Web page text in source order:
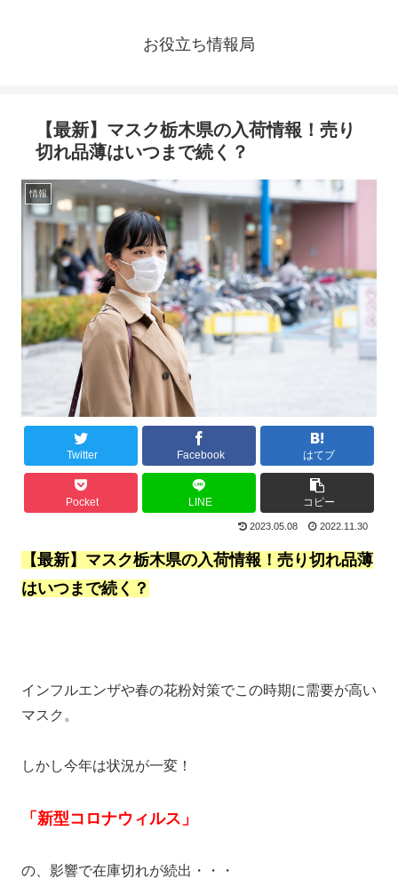
お役立ち情報局
【最新】マスク栃木県の入荷情報！売り
切れ品薄はいつまで続く？
情報
Twitter Facebook はてブ
Pocket LINE コピー
2023.05.08 2022.11.30
【最新】マスク栃木県の入荷情報！売り切れ品薄
はいつまで続く？
インフルエンザや春の花粉対策でこの時期に需要が高い
マスク。
しかし今年は状況が一変！
「新型コロナウィルス」
の、影響で在庫切れが続出・・・